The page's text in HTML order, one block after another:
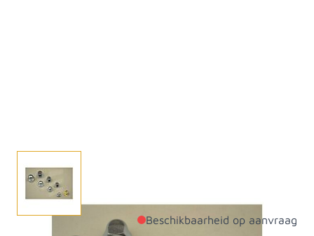
Beschikbaarheid op aanvraag